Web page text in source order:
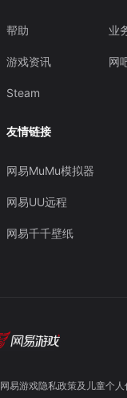
帮助
游戏资讯
Steam
业
网
友情链接
网易MuMu模拟器
网易UU远程
网易千千壁纸
网易游戏隐私政策及儿童个